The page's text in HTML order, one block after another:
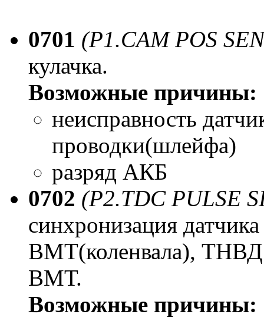
0701 (P1.CAM POS
кулачка.
Возможные причины:
неисправность
проводки(шлейфа)
разряд АКБ
0702 (P2.TDC PULSE
синхронизация
ВМТ(коленвала), ТНВД
ВМТ.
Возможные причины: